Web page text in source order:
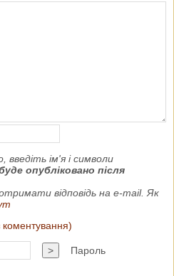
ім'я і символи
опубліковано після
відповідь на e-mail. Як
коментування)
> Пароль